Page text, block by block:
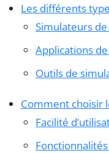
Les différents
Simulateurs
Applications
Outils de
Comment choisir
Facilité